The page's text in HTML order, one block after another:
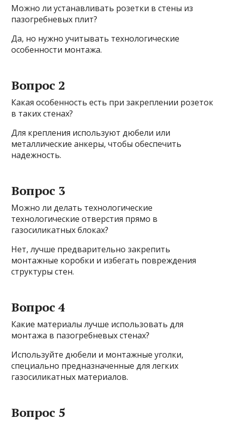
Можно ли устанавливать розетки в стены из
пазогребневых плит?
Да, но нужно учитывать технологические
особенности монтажа.
Вопрос 2
Какая особенность есть при закреплении розеток
в таких стенах?
Для крепления используют дюбели или
металлические анкеры, чтобы обеспечить
надежность.
Вопрос 3
Можно ли делать технологические
технологические отверстия прямо в
газосиликатных блоках?
Нет, лучше предварительно закрепить
монтажные коробки и избегать повреждения
структуры стен.
Вопрос 4
Какие материалы лучше использовать для
монтажа в пазогребневых стенах?
Используйте дюбели и монтажные уголки,
специально предназначенные для легких
газосиликатных материалов.
Вопрос 5